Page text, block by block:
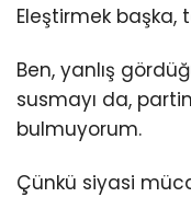
Eleştirmek başka,
Ben, yanlış
susmayı da,
bulmuyorum.
Çünkü siyasi